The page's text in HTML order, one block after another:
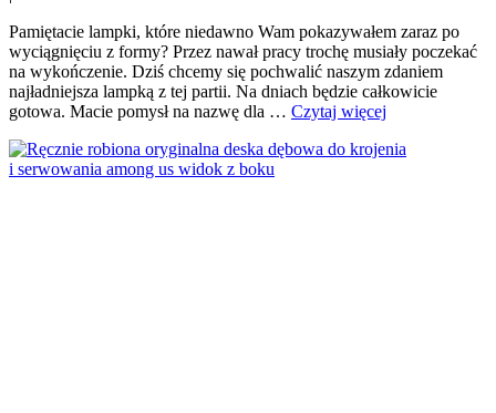
Pamiętacie lampki, które niedawno Wam pokazywałem zaraz po
wyciągnięciu z formy? Przez nawał pracy trochę musiały poczekać
na wykończenie. Dziś chcemy się pochwalić naszym zdaniem
najładniejsza lampką z tej partii. Na dniach będzie całkowicie
gotowa. Macie pomysł na nazwę dla … Czytaj więcej